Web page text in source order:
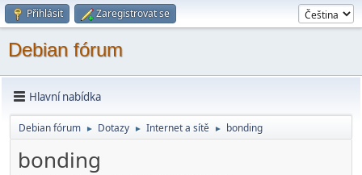
Přihlásit Zaregistrovat se
Debian fórum
Hlavní nabídka
Debian fórum ► Dotazy ► Internet a sítě ► bonding
bonding